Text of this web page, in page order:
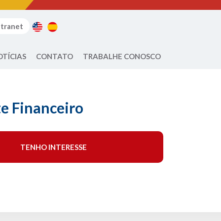
CONTATO TRABALHE CONOSCO
Financeiro
TENHO INTERESSE